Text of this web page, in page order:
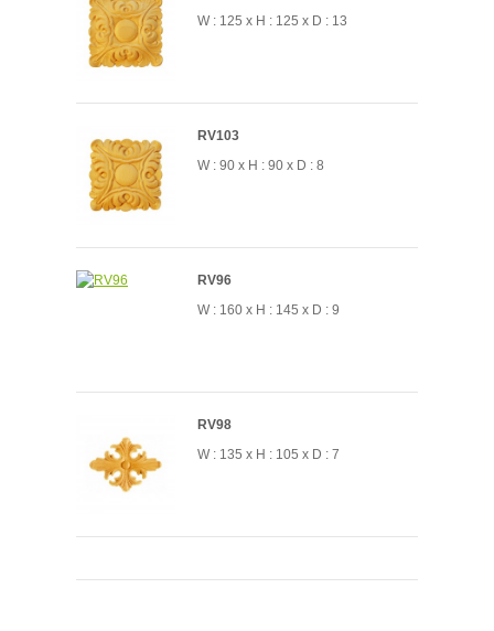
W : 125 x H : 125 x D : 13
RV103
W : 90 x H : 90 x D : 8
RV96
W : 160 x H : 145 x D : 9
RV98
W : 135 x H : 105 x D : 7